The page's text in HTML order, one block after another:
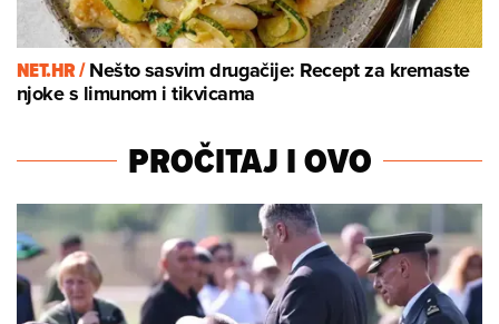
NET.HR /Nešto sasvim drugačije: Recept za kremaste
njoke s limunom i tikvicama
PROČITAJ I OVO